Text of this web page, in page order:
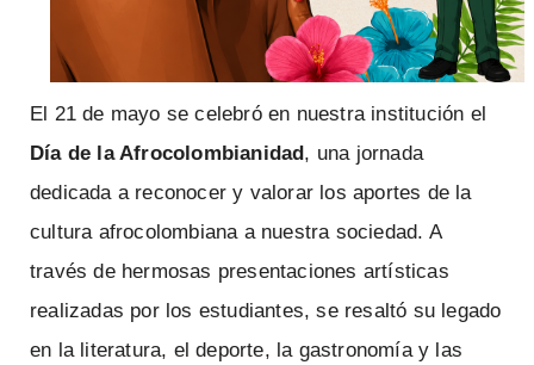
El 21 de mayo se celebró en nuestra institución el
Día de la Afrocolombianidad , una jornada
dedicada a reconocer y valorar los aportes de la
cultura afrocolombiana a nuestra sociedad. A
través de hermosas presentaciones artísticas
realizadas por los estudiantes, se resaltó su legado
en la literatura, el deporte, la gastronomía y las